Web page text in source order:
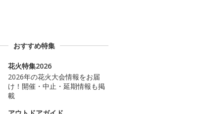
おすすめ特集
花火特集2026
2026年の花火大会情報をお届
け！開催・中止・延期情報も掲
載